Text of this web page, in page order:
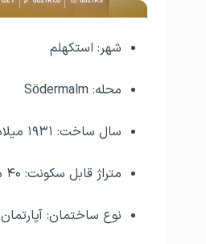
شهر: استکهلم
محله: Södermalm
سال ساخت: ۱۹۳۱ میلادی
متراژ قابل سکونت: ۴۰ متر مربع
نوع ساختمان: آپارتمان